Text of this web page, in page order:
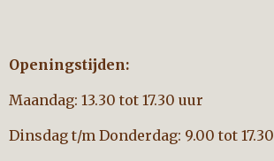
Openingstijden:
Maandag: 13.30 tot 17.30 uur
Dinsdag t/m Donderdag: 9.00 tot